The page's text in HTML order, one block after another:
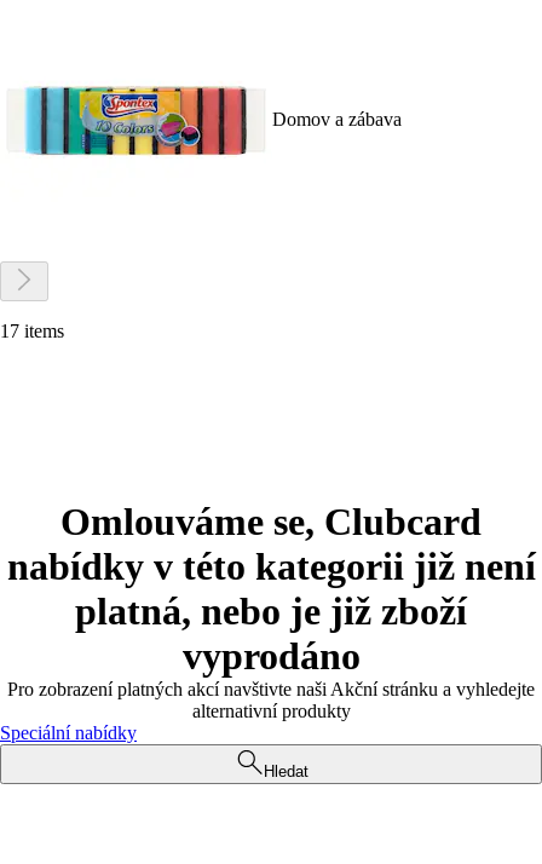
Domov a zábava
17 items
Omlouváme se, Clubcard
nabídky v této kategorii již není
platná, nebo je již zboží
vyprodáno
Pro zobrazení platných akcí navštivte naši Akční stránku a vyhledejte
alternativní produkty
Speciální nabídky
Hledat